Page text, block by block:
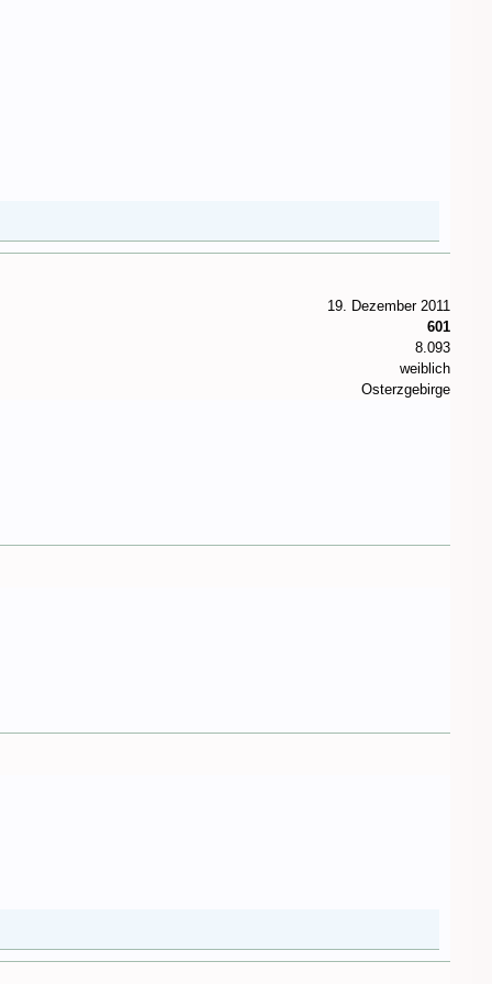
19. Dezember 2011
601
8.093
weiblich
Osterzgebirge